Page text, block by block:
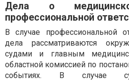
Дела о
профессиональной
В случае профессиональной
дела рассматриваются
судами и главным
областной комиссией по
событиях. В случае